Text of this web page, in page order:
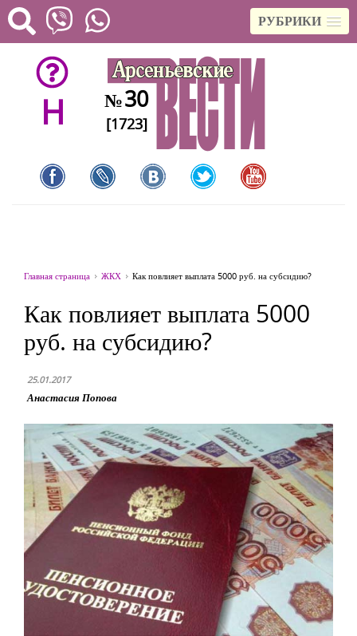
РУБРИКИ
H №30
[1723]
Главная страница ЖКХ Как повлияет выплата 5000 руб. на субсидию?
Как повлияет выплата 5000
руб. на субсидию?
25.01.2017
Анастасия Попова